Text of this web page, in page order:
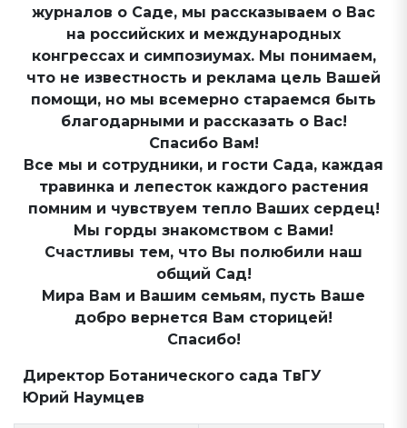
журналов о Саде, мы рассказываем о Вас
на российских и международных
конгрессах и симпозиумах. Мы понимаем,
что не известность и реклама цель Вашей
помощи, но мы всемерно стараемся быть
благодарными и рассказать о Вас!
Спасибо Вам!
Все мы и сотрудники, и гости Сада, каждая
травинка и лепесток каждого растения
помним и чувствуем тепло Ваших сердец!
Мы горды знакомством с Вами!
Счастливы тем, что Вы полюбили наш
общий Сад!
Мира Вам и Вашим семьям, пусть Ваше
добро вернется Вам сторицей!
Спасибо!
Директор Ботанического сада ТвГУ
Юрий Наумцев